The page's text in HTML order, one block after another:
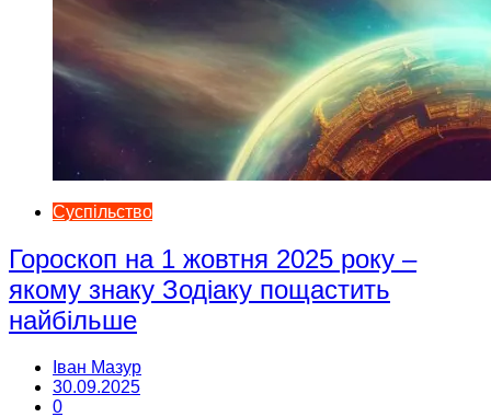
Суспільство
Гороскоп на 1 жовтня 2025 року –
якому знаку Зодіаку пощастить
найбільше
Іван Мазур
30.09.2025
0